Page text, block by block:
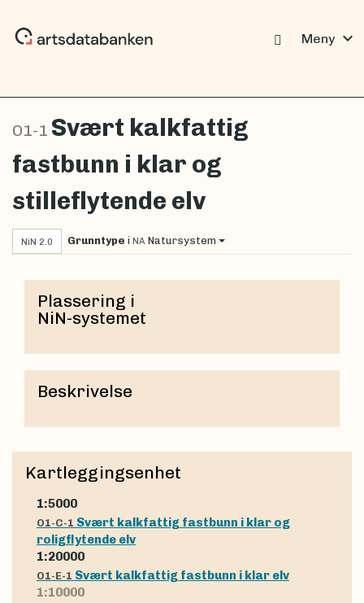
Meny expand_more
O1-1 Svært kalkfattig
fastbunn i klar og
stilleflytende elv
NiN 2.0 Grunntype i NA Natursystem
Plassering i
NiN-systemet
Beskrivelse
Kartleggingsenhet
1:5000
O1-C-1 Svært kalkfattig fastbunn i klar og
roligflytende elv
1:20000
O1-E-1 Svært kalkfattig fastbunn i klar elv
1:10000